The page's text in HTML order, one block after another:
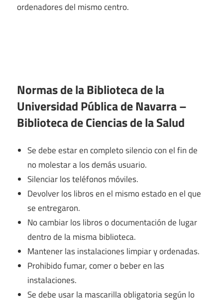
ordenadores del mismo centro.
Normas de la Biblioteca de la
Universidad Pública de Navarra –
Biblioteca de Ciencias de la Salud
Se debe estar en completo silencio con el fin de
no molestar a los demás usuario.
Silenciar los teléfonos móviles.
Devolver los libros en el mismo estado en el que
se entregaron.
No cambiar los libros o documentación de lugar
dentro de la misma biblioteca.
Mantener las instalaciones limpiar y ordenadas.
Prohibido fumar, comer o beber en las
instalaciones.
Se debe usar la mascarilla obligatoria según lo